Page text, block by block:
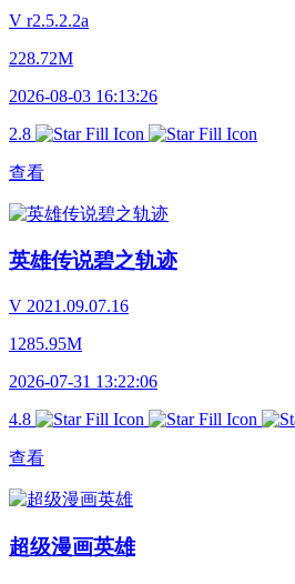
V r2.5.2.2a
228.72M
2026-08-03 16:13:26
2.8
查看
英雄传说碧之轨迹
V 2021.09.07.16
1285.95M
2026-07-31 13:22:06
4.8
查看
超级漫画英雄